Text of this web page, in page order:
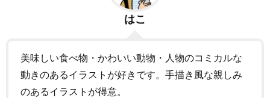
はこ
美味しい食べ物・かわいい動物・人物のコミカルな
動きのあるイラストが好きです。手描き風な親しみ
のあるイラストが得意。